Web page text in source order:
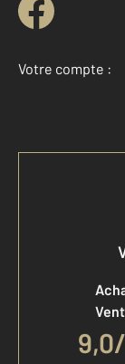
Votre compte :
9,0/